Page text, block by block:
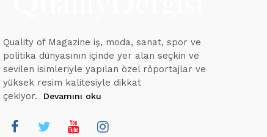
Quality of Magazine iş, moda, sanat, spor ve
politika dünyasının içinde yer alan seçkin ve
sevilen isimleriyle yapılan özel röportajlar ve
yüksek resim kalitesiyle dikkat
çekiyor.
Devamını oku